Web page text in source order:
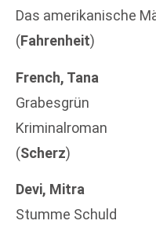
Das amerikanische
(Fahrenheit)
French, Tana
Grabesgrün
Kriminalroman
(Scherz)
Devi, Mitra
Stumme Schuld